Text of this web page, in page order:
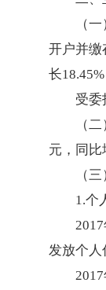
（
开户并缴
长
受委
（
元，同比
（
1.个
发放个人